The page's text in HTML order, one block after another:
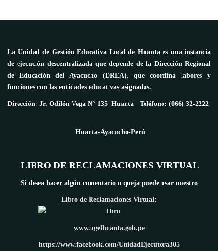
La Unidad de Gestión Educativa Local de Huanta es una instancia
de ejecución descentralizada que depende de la Dirección Regional
de Educación del Ayacucho (DREA), que coordina labores y
funciones con las entidades educativas asignadas.
Dirección: Jr. Odilón Vega N° 135 Huanta Teléfono: (066) 32-2222
Huanta-Ayacucho-Perú
LIBRO DE RECLAMACIONES VIRTUAL
Si desea hacer algún comentario o queja puede usar nuestro
Libro de Reclamaciones Virtual:
www.ugelhuanta.gob.pe
https://www.facebook.com/UnidadEjecutora305